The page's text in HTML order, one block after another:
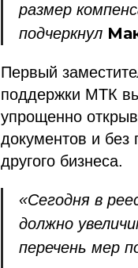
размер
подчеркнул
Первый
поддержки МТК
упрощенно
документов и
другого бизнеса.
«Сегодня в
должно
перечень мер